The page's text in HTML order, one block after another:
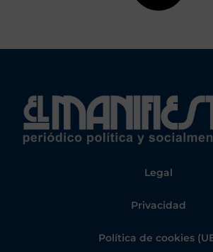
Legal
Privacidad
Política de cookies